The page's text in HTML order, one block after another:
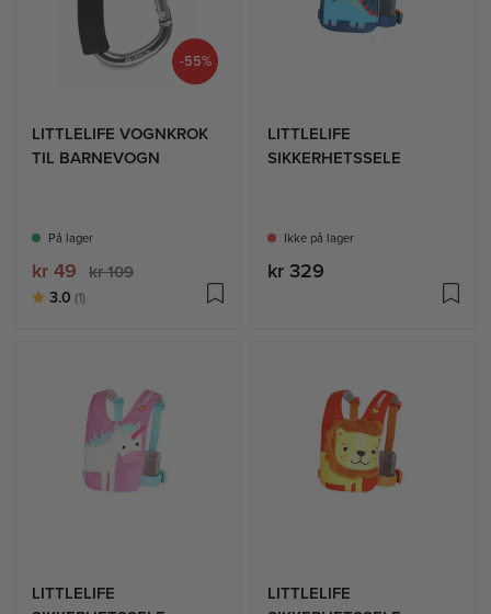
-55%
LITTLELIFE VOGNKROK
TIL BARNEVOGN
På lager
kr 49 kr 109
Karakter:
3.0 (1)av 5 mulige
LITTLELIFE
SIKKERHETSSELE
Ikke på lager
kr 329
LITTLELIFE
LITTLELIFE